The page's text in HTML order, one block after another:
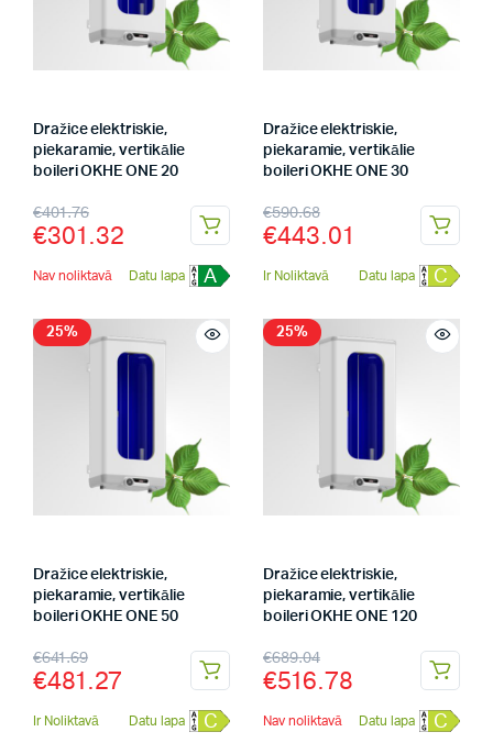
Dražice elektriskie,
piekaramie, vertikālie
boileri OKHE ONE 20
€401.76
€301.32
Nav noliktavā Datu lapa A
Dražice elektriskie,
piekaramie, vertikālie
boileri OKHE ONE 30
€590.68
€443.01
Ir Noliktavā Datu lapa C
25%
Dražice elektriskie,
piekaramie, vertikālie
boileri OKHE ONE 50
€641.69
€481.27
Ir Noliktavā Datu lapa C
25%
Dražice elektriskie,
piekaramie, vertikālie
boileri OKHE ONE 120
€689.04
€516.78
Nav noliktavā Datu lapa C